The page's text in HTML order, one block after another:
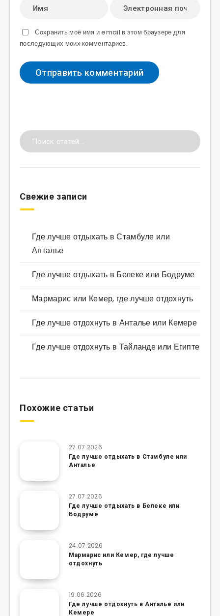
Сохранить моё имя и email в этом браузере для
последующих моих комментариев.
Свежие записи
Где лучше отдыхать в Стамбуле или
Анталье
Где лучше отдыхать в Белеке или Бодруме
Мармарис или Кемер, где лучше отдохнуть
Где лучше отдохнуть в Анталье или Кемере
Где лучше отдохнуть в Тайланде или Египте
Похожие статьи
27.07.2026
Где лучше отдыхать в Стамбуле или
Анталье
27.07.2026
Где лучше отдыхать в Белеке или
Бодруме
24.07.2026
Мармарис или Кемер, где лучше
отдохнуть
19.06.2026
Где лучше отдохнуть в Анталье или
Кемере